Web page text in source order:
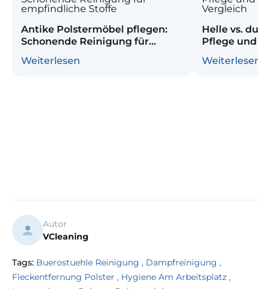
Antike Polstermöbel pflegen:
Schonende Reinigung für
Weiterlesen
Helle vs.
Pflege und
Weiterlesen
Autor
VCleaning
Tags: Buerostuehle Reinigung , Dampfreinigung ,
Fleckentfernung Polster , Hygiene Am Arbeitsplatz ,